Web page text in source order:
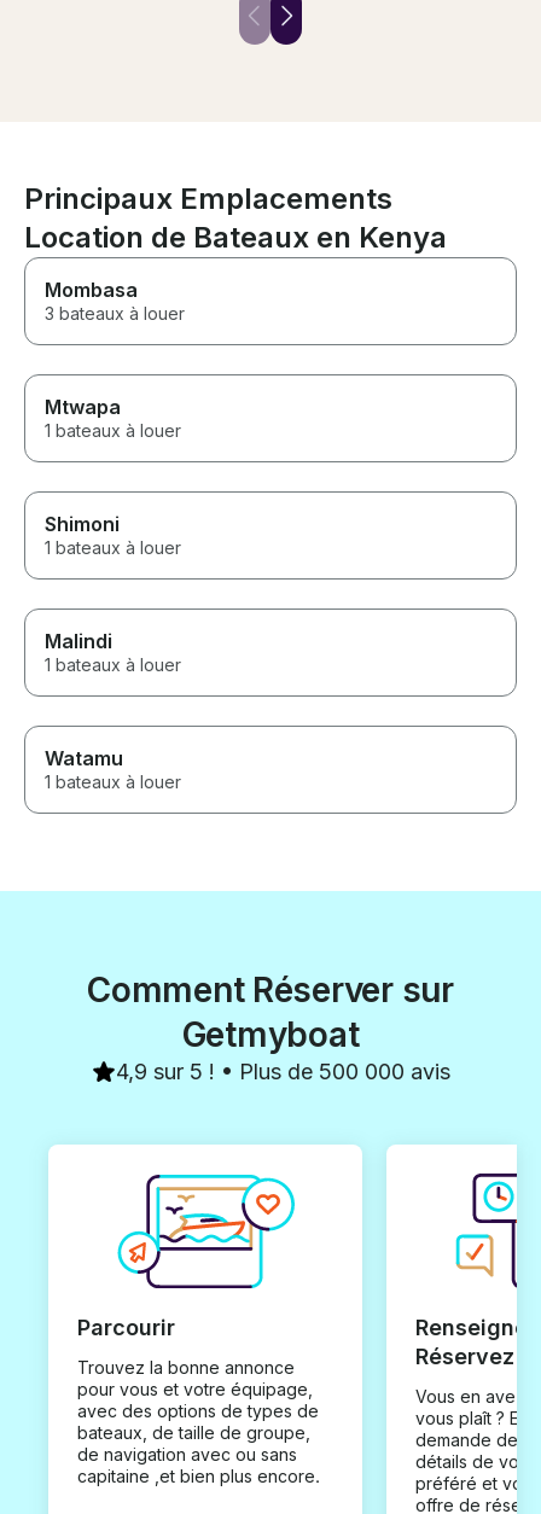
Principaux Emplacements
Location de Bateaux en Kenya
Mombasa
3 bateaux à louer
Mtwapa
1 bateaux à louer
Shimoni
1 bateaux à louer
Malindi
1 bateaux à louer
Watamu
1 bateaux à louer
Comment Réserver sur
Getmyboat
4,9 sur 5 ! • Plus de 500 000 avis
Parcourir
Trouvez la bonne annonce
pour vous et votre équipage,
avec des options de types de
bateaux, de taille de groupe,
de navigation avec ou sans
capitaine ,et bien plus encore.
Réservez
Vous en avez
vous plaît ?
demande de
détails de
préféré et
offre de